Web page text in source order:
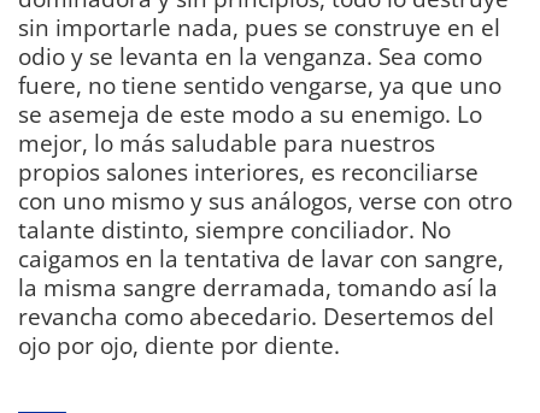
sin importarle nada, pues se construye en el
odio y se levanta en la venganza. Sea como
fuere, no tiene sentido vengarse, ya que uno
se asemeja de este modo a su enemigo. Lo
mejor, lo más saludable para nuestros
propios salones interiores, es reconciliarse
con uno mismo y sus análogos, verse con otro
talante distinto, siempre conciliador. No
caigamos en la tentativa de lavar con sangre,
la misma sangre derramada, tomando así la
revancha como abecedario. Desertemos del
ojo por ojo, diente por diente.